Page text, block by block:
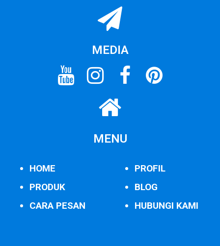
MEDIA
MENU
HOME
PRODUK
CARA PESAN
PROFIL
BLOG
HUBUNGI KAMI